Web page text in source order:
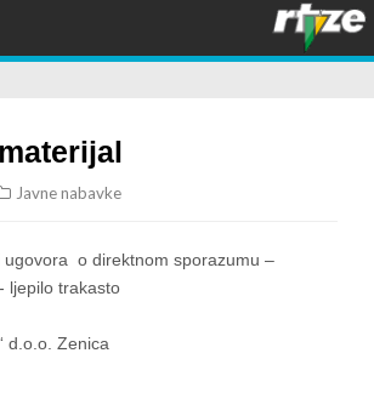
Javne nabavke
ugovora o direktnom sporazumu –
ljepilo trakasto
d.o.o. Zenica